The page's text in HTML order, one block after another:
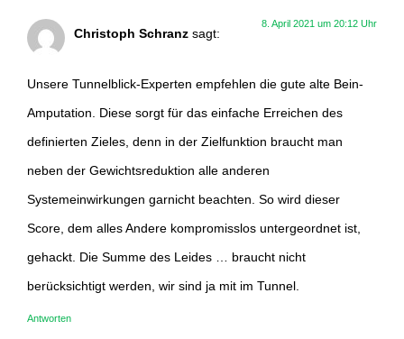
Christoph Schranz sagt:
8. April 2021 um 20:12 Uhr
Unsere Tunnelblick-Experten empfehlen die gute alte Bein-
Amputation. Diese sorgt für das einfache Erreichen des
definierten Zieles, denn in der Zielfunktion braucht man
neben der Gewichtsreduktion alle anderen
Systemeinwirkungen garnicht beachten. So wird dieser
Score, dem alles Andere kompromisslos untergeordnet ist,
gehackt. Die Summe des Leides … braucht nicht
berücksichtigt werden, wir sind ja mit im Tunnel.
Antworten